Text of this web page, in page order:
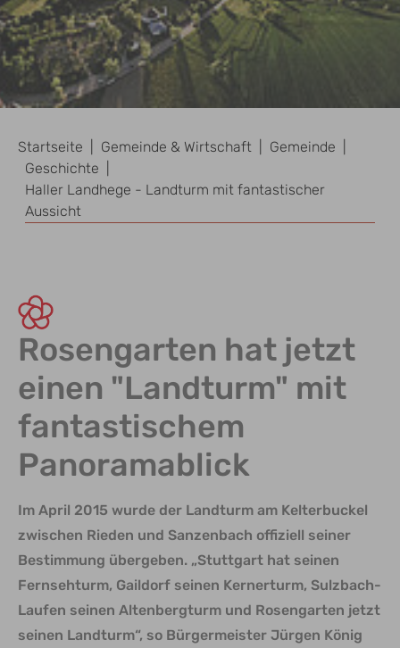
Startseite
Gemeinde & Wirtschaft
Gemeinde
Geschichte
Haller Landhege - Landturm mit fantastischer
Aussicht
Rosengarten hat jetzt
einen "Landturm" mit
fantastischem
Panoramablick
Im April 2015 wurde der Landturm am Kelterbuckel
zwischen Rieden und Sanzenbach offiziell seiner
Bestimmung übergeben. „Stuttgart hat seinen
Fernsehturm, Gaildorf seinen Kernerturm, Sulzbach-
Laufen seinen Altenbergturm und Rosengarten jetzt
seinen Landturm“, so Bürgermeister Jürgen König